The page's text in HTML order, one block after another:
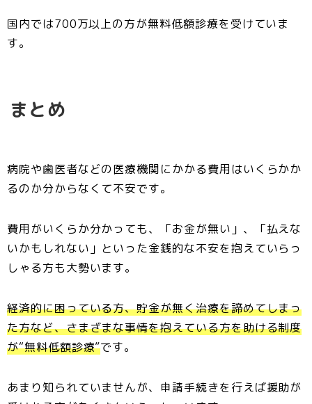
国内では700万以上の方が無料低額診療を受けていま
す。
まとめ
病院や歯医者などの医療機関にかかる費用はいくらかか
るのか分からなくて不安です。
費用がいくらか分かっても、「お金が無い」、「払えな
いかもしれない」といった金銭的な不安を抱えていらっ
しゃる方も大勢います。
経済的に困っている方、貯金が無く治療を諦めてしまっ
た方など、さまざまな事情を抱えている方を助ける制度
が“無料低額診療”です。
あまり知られていませんが、申請手続きを行えば援助が